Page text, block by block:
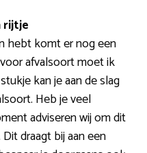
rijtje
hebt komt er nog een
afvalsoort moet ik
kan je aan de slag
Heb je veel
adviseren wij om dit
draagt bij aan een